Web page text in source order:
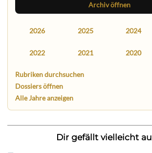
Archiv öffnen
2026 2025 2024
2022 2021 2020
Rubriken durchsuchen
Dossiers öffnen
Alle Jahre anzeigen
Dir gefällt vielleicht